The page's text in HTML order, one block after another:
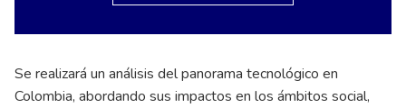
Se realizará un análisis del panorama tecnológico en
Colombia, abordando sus impactos en los ámbitos social,